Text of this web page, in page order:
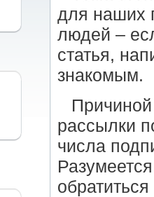
для наших
людей –
статья,
знакомым.
рассылки
числа